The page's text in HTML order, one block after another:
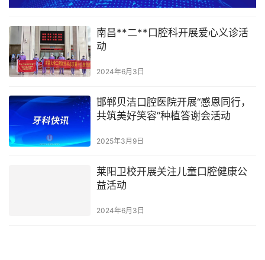
南昌**二**口腔科开展爱心义诊活
动
2024年6月3日
邯郸贝洁口腔医院开展“感恩同行，
共筑美好笑容”种植答谢会活动
2025年3月9日
莱阳卫校开展关注儿童口腔健康公
益活动
2024年6月3日